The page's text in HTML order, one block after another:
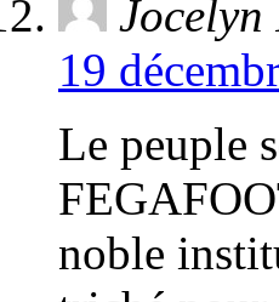
19
Le peuple
noble